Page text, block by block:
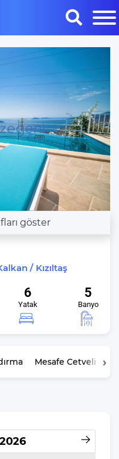
göster
/ Kızıltaş
6
Yatak
5
Banyo
Mesafe Cetveli
2026